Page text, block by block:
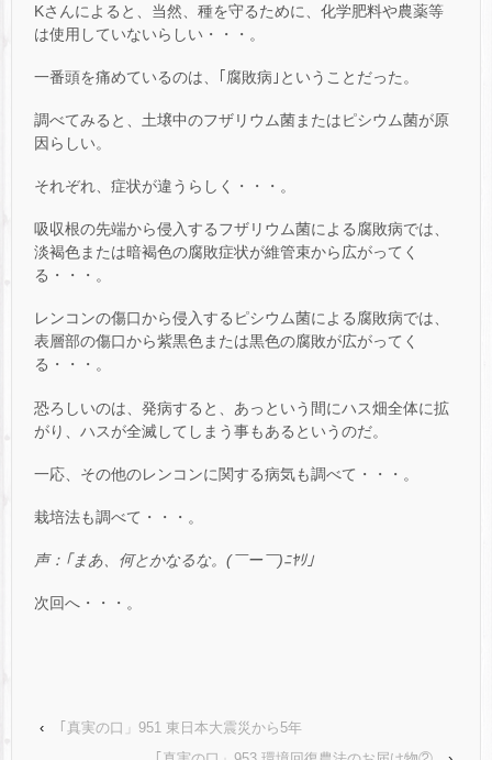
Kさんによると、当然、種を守るために、化学肥料や農薬等
は使用していないらしい・・・。
一番頭を痛めているのは、｢腐敗病｣ということだった。
調べてみると、土壌中のフザリウム菌またはピシウム菌が原
因らしい。
それぞれ、症状が違うらしく・・・。
吸収根の先端から侵入するフザリウム菌による腐敗病では、
淡褐色または暗褐色の腐敗症状が維管束から広がってく
る・・・。
レンコンの傷口から侵入するピシウム菌による腐敗病では、
表層部の傷口から紫黒色または黒色の腐敗が広がってく
る・・・。
恐ろしいのは、発病すると、あっという間にハス畑全体に拡
がり、ハスが全滅してしまう事もあるというのだ。
一応、その他のレンコンに関する病気も調べて・・・。
栽培法も調べて・・・。
声：｢まあ、何とかなるな。 (￣ー￣)ﾆﾔﾘ｣
次回へ・・・。
‹
｢真実の口」951 東日本大震災から5年